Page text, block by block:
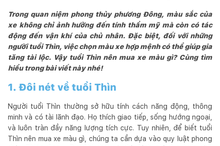
Trong quan niệm phong thủy phương Đông, màu sắc của
xe không chỉ ảnh hưởng đến tính thẩm mỹ mà còn có tác
động đến vận khí của chủ nhân. Đặc biệt, đối với những
người tuổi Thìn, việc chọn màu xe hợp mệnh có thể giúp gia
tăng tài lộc. Vậy tuổi Thìn nên mua xe màu gì? Cùng tìm
hiểu trong bài viết này nhé!
1. Đôi nét về tuổi Thìn
Người tuổi Thìn thường sở hữu tính cách năng động, thông
minh và có tài lãnh đạo. Họ thích giao tiếp, sống hướng ngoại,
và luôn tràn đầy năng lượng tích cực. Tuy nhiên, để biết tuổi
Thìn nên mua xe màu gì, chúng ta cần dựa vào quy luật phong